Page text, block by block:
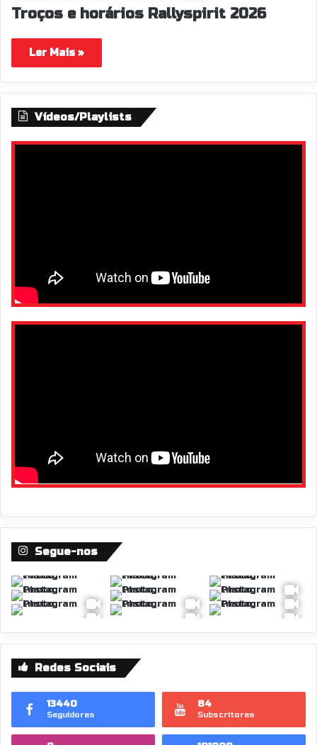
Troços e horários Rallyspirit 2026
Ler Mais »
Vídeos/Playlists
Segue-nos
Redes Sociais
13440
Seguidores
84
Subscritores